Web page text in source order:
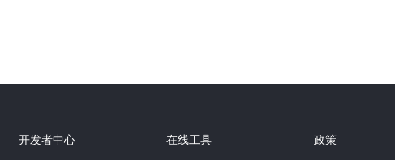
开发者中心
在线工具
政策